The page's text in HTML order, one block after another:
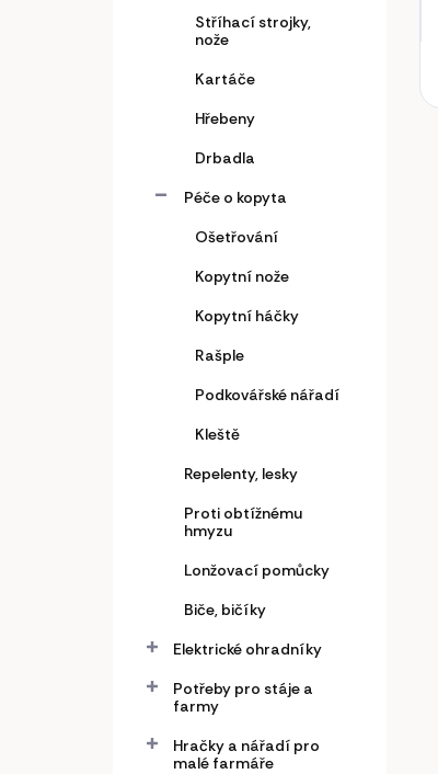
Stříhací strojky,
nože
Kartáče
Hřebeny
Drbadla
Péče o kopyta
Ošetřování
Kopytní nože
Kopytní háčky
Rašple
Podkovářské nářadí
Kleště
Repelenty, lesky
Proti obtížnému
hmyzu
Lonžovací pomůcky
Biče, bičíky
Elektrické ohradníky
Potřeby pro stáje a
farmy
Hračky a nářadí pro
malé farmáře